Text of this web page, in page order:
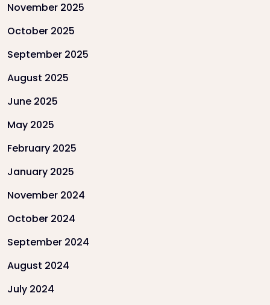
November 2025
October 2025
September 2025
August 2025
June 2025
May 2025
February 2025
January 2025
November 2024
October 2024
September 2024
August 2024
July 2024